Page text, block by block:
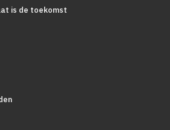
is de toekomst